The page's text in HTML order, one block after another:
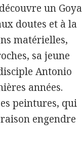
un Goya
doutes et à la
matérielles,
sa jeune
Antonio
années.
peintures, qui
engendre